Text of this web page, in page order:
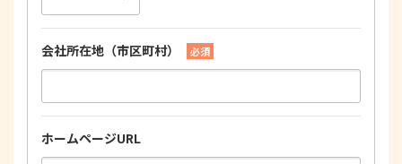
会社所在地（市区町村） 必須
ホームページURL